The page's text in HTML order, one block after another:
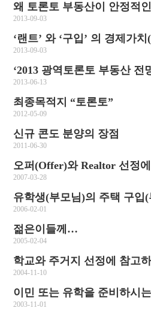
왜 토론토 부동산이 안정적
2013-09-03
‘랜트’ 와 ‘구입’ 의 경제가
2013-09-03
‘2013 광역토론토 부동산 전
2013-06-13
최종목적지 “토론토”
2012-05-09
신규 콘도 분양의 장점
2011-06-30
오퍼(Offer)와 Realtor 선정
2007-03-28
유학생(부모님)의 주택 구입(
2006-02-01
젊은이들께…
2005-02-04
학교와 주거지 선정에 참고
2004-11-10
이민 또는 유학을 준비하시
2003-11-01